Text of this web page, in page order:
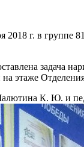
2018 г. в
задача
на этаже
К. Ю. и